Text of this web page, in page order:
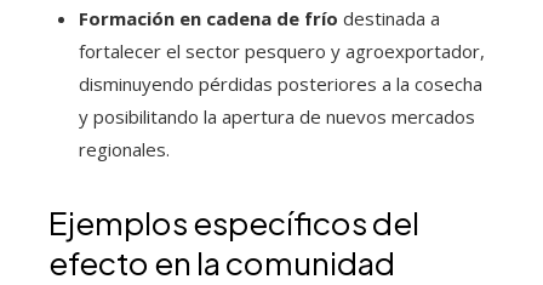
Formación en cadena de frío destinada a
fortalecer el sector pesquero y agroexportador,
disminuyendo pérdidas posteriores a la cosecha
y posibilitando la apertura de nuevos mercados
regionales.
Ejemplos específicos del
efecto en la comunidad